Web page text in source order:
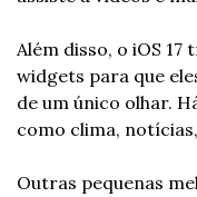
Além disso, o iOS
widgets para que
de um único olhar.
como clima,
Outras pequenas